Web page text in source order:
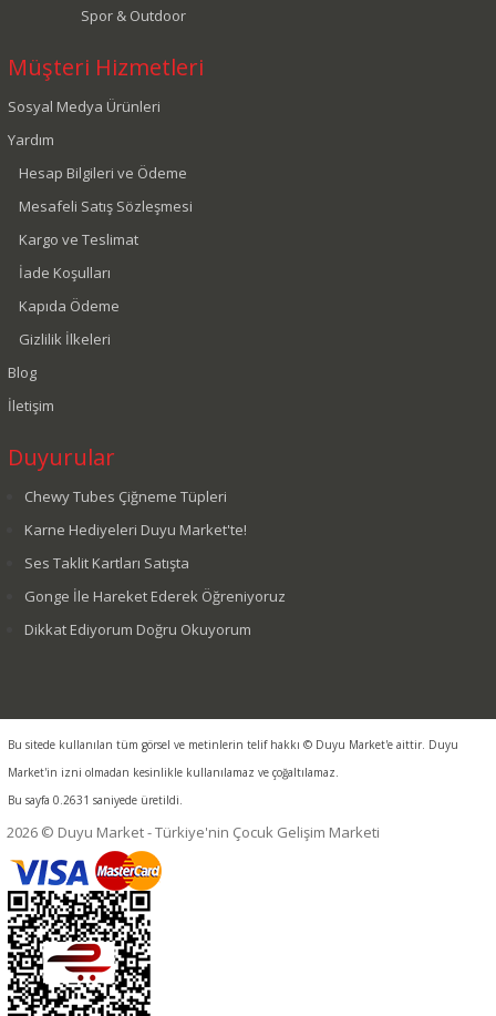
Spor & Outdoor
Müşteri Hizmetleri
Sosyal Medya Ürünleri
Yardım
Hesap Bilgileri ve Ödeme
Mesafeli Satış Sözleşmesi
Kargo ve Teslimat
İade Koşulları
Kapıda Ödeme
Gizlilik İlkeleri
Blog
İletişim
Duyurular
Chewy Tubes Çiğneme Tüpleri
Karne Hediyeleri Duyu Market'te!
Ses Taklit Kartları Satışta
Gonge İle Hareket Ederek Öğreniyoruz
Dikkat Ediyorum Doğru Okuyorum
Bu sitede kullanılan tüm görsel ve metinlerin telif hakkı © Duyu Market'e aittir. Duyu
Market'in izni olmadan kesinlikle kullanılamaz ve çoğaltılamaz.
Bu sayfa 0.2631 saniyede üretildi.
2026 © Duyu Market - Türkiye'nin Çocuk Gelişim Marketi